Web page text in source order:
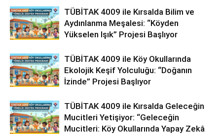
TÜBİTAK 4009 ile Kırsalda Bilim ve
Aydınlanma Meşalesi: “Köyden
Yükselen Işık” Projesi Başlıyor
TÜBİTAK 4009 ile Köy Okullarında
Ekolojik Keşif Yolculuğu: “Doğanın
İzinde” Projesi Başlıyor
TÜBİTAK 4009 ile Kırsalda Geleceğin
Mucitleri Yetişiyor: “Geleceğin
Mucitleri: Köy Okullarında Yapay Zekâ